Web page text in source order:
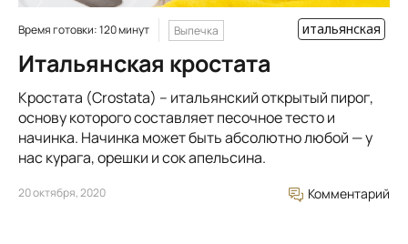
Время готовки: 120 минут Выпечка итальянская
Итальянская кростата
Кростата (Crostata) – итальянский открытый пирог,
основу которого составляет песочное тесто и
начинка. Начинка может быть абсолютно любой — у
нас курага, орешки и сок апельсина.
20 октября, 2020 Комментарий